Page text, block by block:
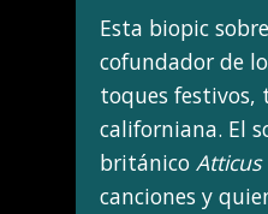
Esta biopic sobre
cofundador de
toques festivos,
californiana. El
británico Atticus
canciones y